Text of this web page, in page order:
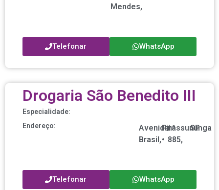
Mendes,
Telefonar WhatsApp
Drogaria São Benedito III
Especialidade:
Endereço:
Avenida
Brasil,
nº
885,
/
Pirassununga
•
SP
Telefonar WhatsApp